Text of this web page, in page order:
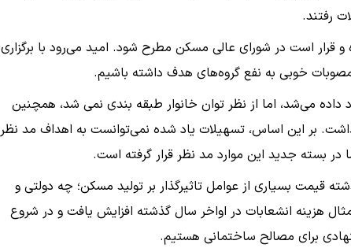
رفتند.
و قرار است در شورای عالی مسکن مطرح شود. امید می‌رود با برگزاری
خوبی به نفع گروه‌های هدف داشته باشیم.
داده می‌شد، اما از نظر توان خانوار طبقه بندی نمی شد، همچنین
بر این اساس، تسهیلات یاد شده نمی‌توانست به اهداف مد نظر
بسته جدید این موارد مد نظر قرار گرفته است.
قیمت بسیاری از عوامل تاثیرگذار بر تولید مسکن؛ چه دولتی و
هزینه انشعابات در اواخر سال گذشته افزایش یافت و در شروع
برای مصالح ساختمانی هستیم.